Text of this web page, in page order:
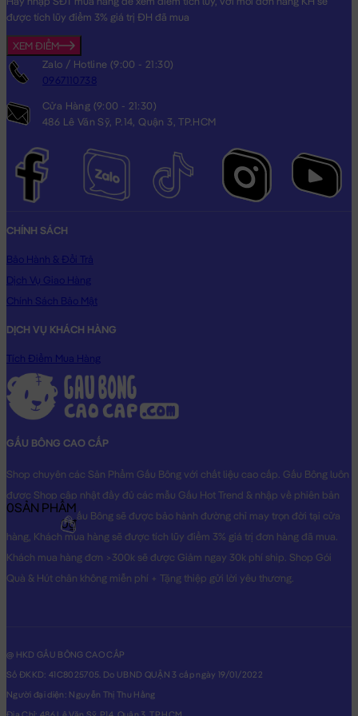
được tích lũy điểm 3% giá trị ĐH đã mua
XEM ĐIỂM
Zalo / Hotline (9:00 - 21:30)
0967110738
Cửa Hàng (9:00 - 21:30)
486 Lê Văn Sỹ, P.14, Quận 3, TP.HCM
CHÍNH SÁCH
Bảo Hành & Đổi Trả
Dịch Vụ Giao Hàng
Chính Sách Bảo Mật
DỊCH VỤ KHÁCH HÀNG
Tích Điểm Mua Hàng
GẤU BÔNG CAO CẤP
Shop chuyên các Sản Phẩm Gấu Bông với chất liệu cao cấp. Gấu Bông luôn
được Shop cập nhật đầy đủ các mẫu Gấu Hot Trend & nhập về phiên bản
Original nhất. Gấu Bông sẽ được bảo hành đường chỉ may trọn đời tại cửa
hàng, Khách mua hàng sẽ được tích lũy điểm 3% giá trị đơn hàng đã mua.
Khách mua hàng đơn >300k sẽ được Giảm ngay 30k phí ship. Shop Gói
Quà & Hút chân không miễn phí + Tặng thiệp gửi lời yêu thương.
@ HKD GẤU BÔNG CAO CẤP
Số ĐKKD: 41C8025705. Do UBND QUẬN 3 cấp ngày 19/01/2022
Người đại diện: Nguyễn Thị Thu Hằng
0SẢN PHẨM
0₫